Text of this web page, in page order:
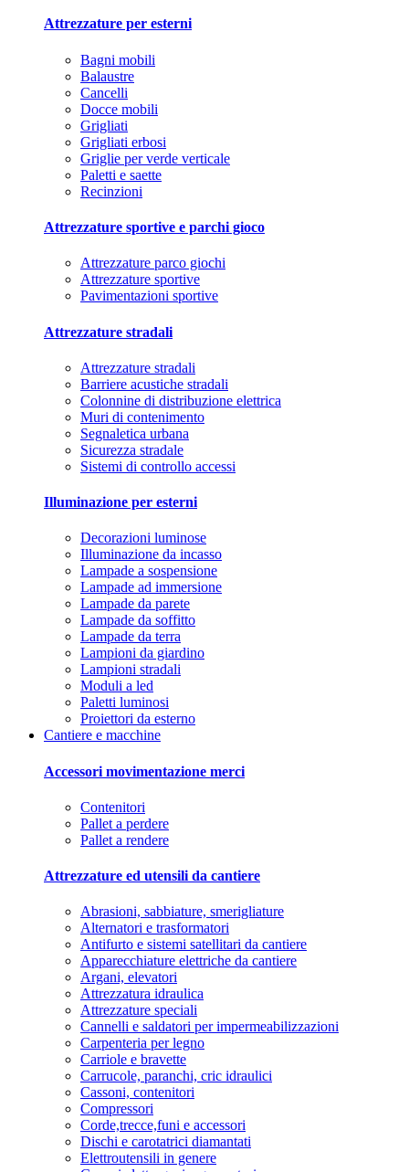
Attrezzature per esterni
Bagni mobili
Balaustre
Cancelli
Docce mobili
Grigliati
Grigliati erbosi
Griglie per verde verticale
Paletti e saette
Recinzioni
Attrezzature sportive e parchi gioco
Attrezzature parco giochi
Attrezzature sportive
Pavimentazioni sportive
Attrezzature stradali
Attrezzature stradali
Barriere acustiche stradali
Colonnine di distribuzione elettrica
Muri di contenimento
Segnaletica urbana
Sicurezza stradale
Sistemi di controllo accessi
Illuminazione per esterni
Decorazioni luminose
Illuminazione da incasso
Lampade a sospensione
Lampade ad immersione
Lampade da parete
Lampade da soffitto
Lampade da terra
Lampioni da giardino
Lampioni stradali
Moduli a led
Paletti luminosi
Proiettori da esterno
Cantiere e macchine
Accessori movimentazione merci
Contenitori
Pallet a perdere
Pallet a rendere
Attrezzature ed utensili da cantiere
Abrasioni, sabbiature, smerigliature
Alternatori e trasformatori
Antifurto e sistemi satellitari da cantiere
Apparecchiature elettriche da cantiere
Argani, elevatori
Attrezzatura idraulica
Attrezzature speciali
Cannelli e saldatori per impermeabilizzazioni
Carpenteria per legno
Carriole e bravette
Carrucole, paranchi, cric idraulici
Cassoni, contenitori
Compressori
Corde,trecce,funi e accessori
Dischi e carotatrici diamantati
Elettroutensili in genere